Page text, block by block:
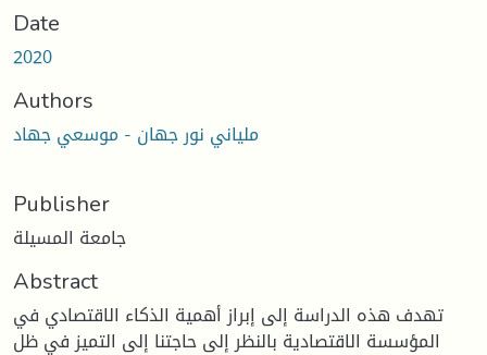
Date
2020
Authors
ملياني نور جهان - موسعي جهاد
Publisher
جامعة المسيلة
Abstract
تهدف هذه الدراسة إلى إبراز أهمية الذكاء الاقتصادي في
المؤسسة الاقتصادية بالنظر إلى حاجتنا إلى التميز في ظل